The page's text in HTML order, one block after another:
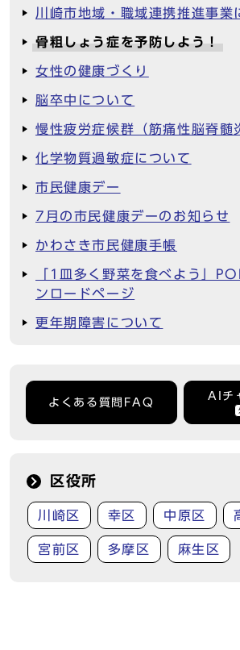
川崎市地域・職域連携推進事業
骨粗しょう症を予防しよう！
女性の健康づくり
脳卒中について
慢性疲労症候群（筋痛性脳脊髄
化学物質過敏症について
市民健康デー
7月の市民健康デーのお知らせ
かわさき市民健康手帳
「1皿多く野菜を食べよう」
ンロードページ
更年期障害について
よくある質問FAQ
AIチ
区役所
川崎区 幸区 中原区
宮前区 多摩区 麻生区